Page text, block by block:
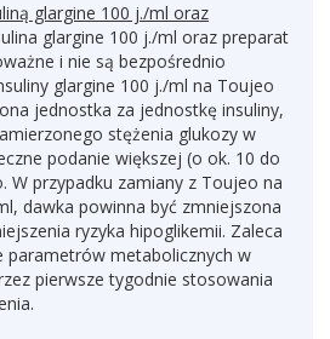
glargine 100 j./ml oraz
glargine 100 j./ml oraz preparat
i nie są bezpośrednio
glargine 100 j./ml na Toujeo
jednostka za jednostkę insuliny,
stężenia glukozy w
podanie większej (o ok. 10 do
W przypadku zamiany z Toujeo na
dawka powinna być zmniejszona
ryzyka hipoglikemii. Zaleca
parametrów metabolicznych w
pierwsze tygodnie stosowania